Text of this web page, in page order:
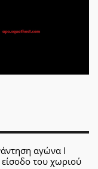
αγώνα Ι
του χωριού